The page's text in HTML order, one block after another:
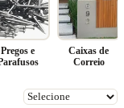
Pregos e
Caixas de
Correio